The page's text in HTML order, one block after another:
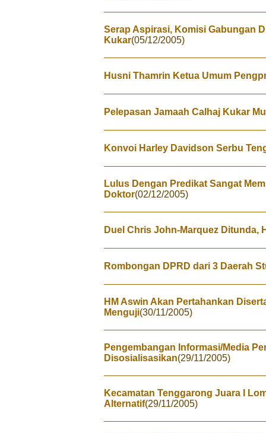
Serap Aspirasi, Komisi Gabungan
Kukar(05/12/2005)
Husni Thamrin Ketua Umum
Pelepasan Jamaah Calhaj Kukar
Konvoi Harley Davidson Serbu
Lulus Dengan Predikat Sangat
Doktor(02/12/2005)
Duel Chris John-Marquez Ditunda,
Rombongan DPRD dari 3 Daerah
HM Aswin Akan Pertahankan
Menguji(30/11/2005)
Pengembangan Informasi/Media
Disosialisasikan(29/11/2005)
Kecamatan Tenggarong Juara I
Alternatif(29/11/2005)